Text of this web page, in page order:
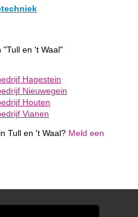
"Tull en 't Waal"
Hagestein
Nieuwegein
Houten
Vianen
Tull en 't Waal? Meld een